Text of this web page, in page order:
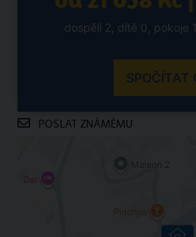
dospělí 2, dítě 0, pokoje
SPOČÍTAT
POSLAT ZNÁMÉMU